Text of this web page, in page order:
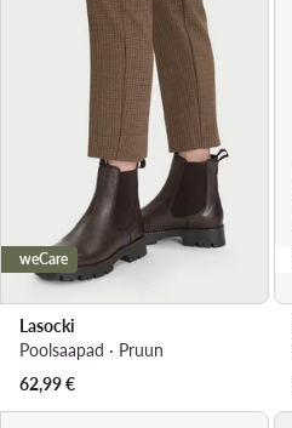
weCare
Lasocki
Poolsaapad · Pruun
62,99€